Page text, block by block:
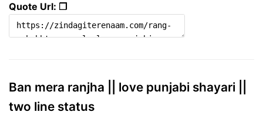
Quote Url: ❐
Ban mera ranjha || love punjabi shayari ||
two line status